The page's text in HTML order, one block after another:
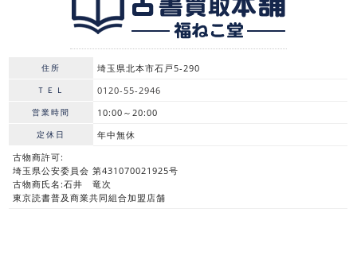
住所 埼玉県北本市石戸5-290
ＴＥＬ 0120-55-2946
営業時間 10:00～20:00
定休日
年中無休
古物商許可:
埼玉県公安委員会 第431070021925号
古物商氏名:石井 竜次
東京読書普及商業共同組合加盟店舗